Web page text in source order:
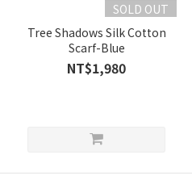
SOLD OUT
Tree Shadows Silk Cotton
Scarf-Blue
NT$1,980